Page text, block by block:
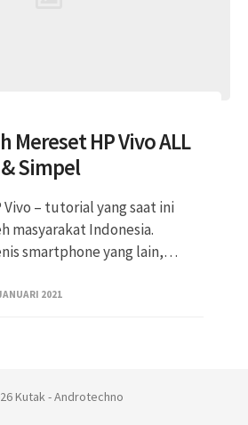
Mereset HP Vivo ALL
Simpel
Vivo – tutorial yang saat ini
masyarakat Indonesia.
smartphone yang lain,…
2021
Kutak - Androtechno